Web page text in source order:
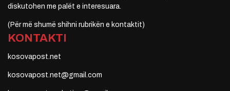
diskutohen me palët e interesuara.
(Për më shumë shihni rubrikën e kontaktit)
KONTAKTI
kosovapost.net
kosovapost.net@gmail.com